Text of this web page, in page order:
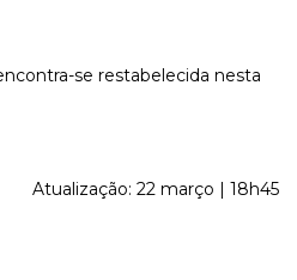
se restabelecida nesta
Atualização: 22 março | 18h45